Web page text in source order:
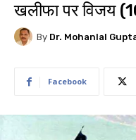
खलीफा पर विजय
By Dr. Mohanlal
Facebook